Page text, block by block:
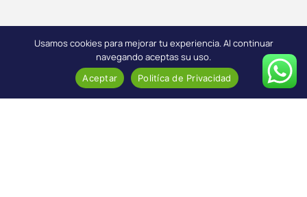
Usamos cookies para mejorar tu experiencia. Al continuar
navegando aceptas su uso.
Aceptar Politíca de Privacidad